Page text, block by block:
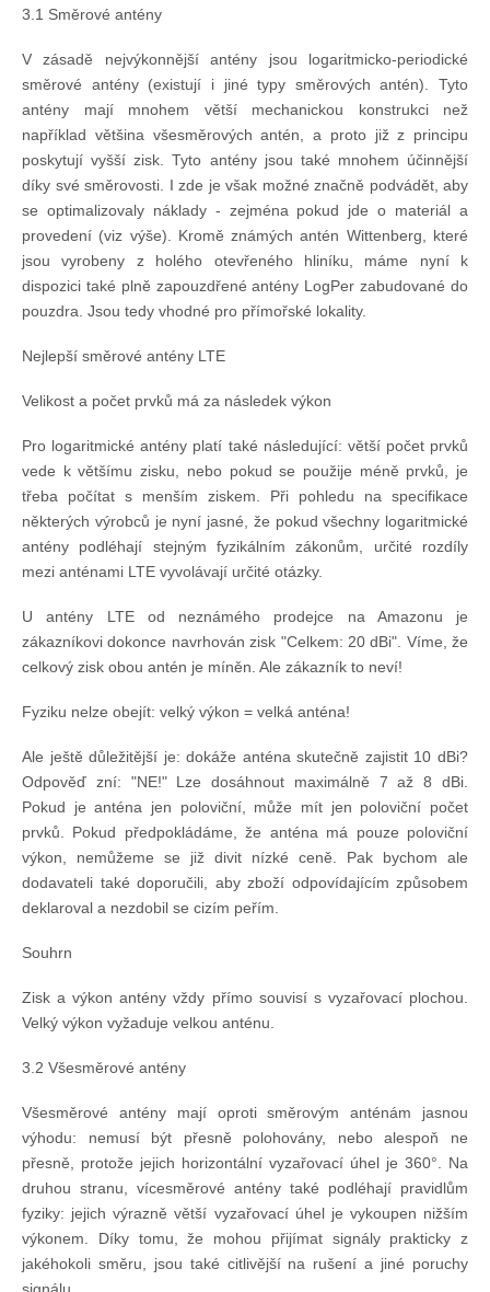
3.1 Směrové antény
V zásadě nejvýkonnější antény jsou logaritmicko-periodické
směrové antény (existují i jiné typy směrových antén). Tyto
antény mají mnohem větší mechanickou konstrukci než
například většina všesměrových antén, a proto již z principu
poskytují vyšší zisk. Tyto antény jsou také mnohem účinnější
díky své směrovosti. I zde je však možné značně podvádět, aby
se optimalizovaly náklady - zejména pokud jde o materiál a
provedení (viz výše). Kromě známých antén Wittenberg, které
jsou vyrobeny z holého otevřeného hliníku, máme nyní k
dispozici také plně zapouzdřené antény LogPer zabudované do
pouzdra. Jsou tedy vhodné pro přímořské lokality.
Nejlepší směrové antény LTE
Velikost a počet prvků má za následek výkon
Pro logaritmické antény platí také následující: větší počet prvků
vede k většímu zisku, nebo pokud se použije méně prvků, je
třeba počítat s menším ziskem. Při pohledu na specifikace
některých výrobců je nyní jasné, že pokud všechny logaritmické
antény podléhají stejným fyzikálním zákonům, určité rozdíly
mezi anténami LTE vyvolávají určité otázky.
U antény LTE od neznámého prodejce na Amazonu je
zákazníkovi dokonce navrhován zisk "Celkem: 20 dBi". Víme, že
celkový zisk obou antén je míněn. Ale zákazník to neví!
Fyziku nelze obejít: velký výkon = velká anténa!
Ale ještě důležitější je: dokáže anténa skutečně zajistit 10 dBi?
Odpověď zní: "NE!" Lze dosáhnout maximálně 7 až 8 dBi.
Pokud je anténa jen poloviční, může mít jen poloviční počet
prvků. Pokud předpokládáme, že anténa má pouze poloviční
výkon, nemůžeme se již divit nízké ceně. Pak bychom ale
dodavateli také doporučili, aby zboží odpovídajícím způsobem
deklaroval a nezdobil se cizím peřím.
Souhrn
Zisk a výkon antény vždy přímo souvisí s vyzařovací plochou.
Velký výkon vyžaduje velkou anténu.
3.2 Všesměrové antény
Všesměrové antény mají oproti směrovým anténám jasnou
výhodu: nemusí být přesně polohovány, nebo alespoň ne
přesně, protože jejich horizontální vyzařovací úhel je 360°. Na
druhou stranu, vícesměrové antény také podléhají pravidlům
fyziky: jejich výrazně větší vyzařovací úhel je vykoupen nižším
výkonem. Díky tomu, že mohou přijímat signály prakticky z
jakéhokoli směru, jsou také citlivější na rušení a jiné poruchy